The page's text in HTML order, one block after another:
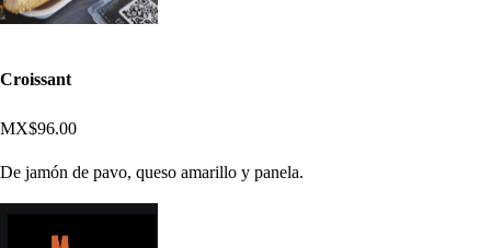
Croissant
MX$96.00
De jamón de pavo, queso amarillo y panela.